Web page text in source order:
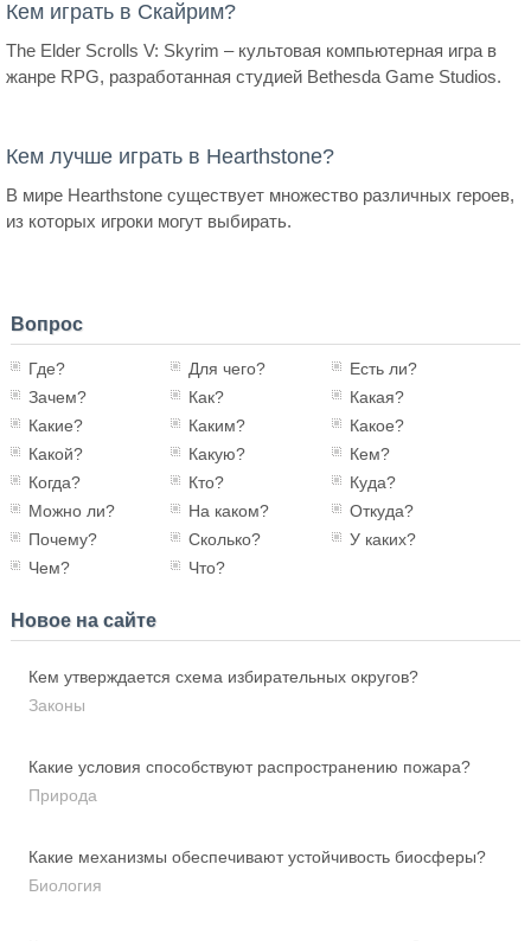
Кем играть в Скайрим?
The Elder Scrolls V: Skyrim – культовая компьютерная игра в
жанре RPG, разработанная студией Bethesda Game Studios.
Кем лучше играть в Hearthstone?
В мире Hearthstone существует множество различных героев,
из которых игроки могут выбирать.
Вопрос
Где? Для чего?
Есть ли?
Зачем?
Как?
Какая?
Какие?
Каким?
Какое?
Какой?
Какую?
Кем?
Когда?
Кто?
Куда?
Можно ли?
На каком?
Откуда?
Почему?
Сколько?
У каких?
Чем?
Что?
Новое на сайте
Кем утверждается схема избирательных округов?
Законы
Какие условия способствуют распространению пожара?
Природа
Какие механизмы обеспечивают устойчивость биосферы?
Биология